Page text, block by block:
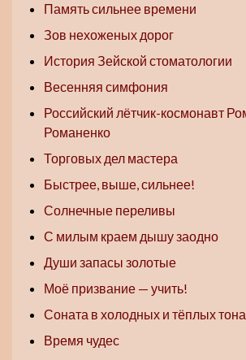
Память сильнее времени
Зов нехоженых дорог
История Зейской стоматологии
Весенняя симфония
Российский лётчик-космонавт
Романенко
Торговых дел мастера
Быстрее, выше, сильнее!
Солнечные переливы
С милым краем дышу заодно
Души запасы золотые
Моё призвание — учить!
Соната в холодных и тёплых
Время чудес